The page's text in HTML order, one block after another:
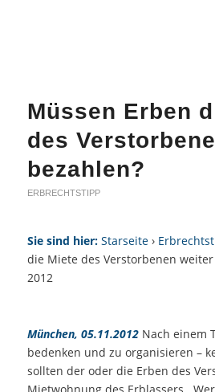
Müssen Erben
des
bezahlen?
ERBRECHTSTIPP
Sie sind hier: Starseite›
die Miete des Verstorbenen
2012
München, 05.11.2012Nach einem
bedenken und zu organisieren –
sollten der oder die Erben des